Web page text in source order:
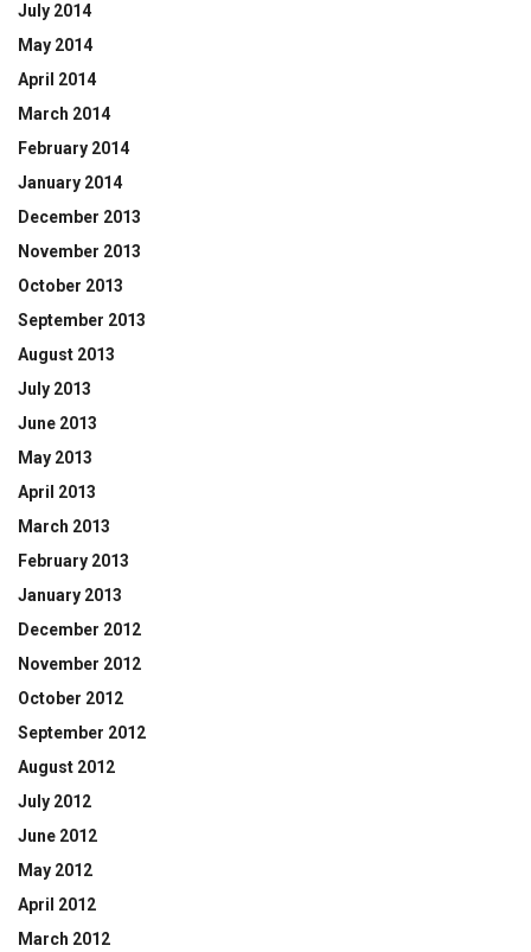
July 2014
May 2014
April 2014
March 2014
February 2014
January 2014
December 2013
November 2013
October 2013
September 2013
August 2013
July 2013
June 2013
May 2013
April 2013
March 2013
February 2013
January 2013
December 2012
November 2012
October 2012
September 2012
August 2012
July 2012
June 2012
May 2012
April 2012
March 2012